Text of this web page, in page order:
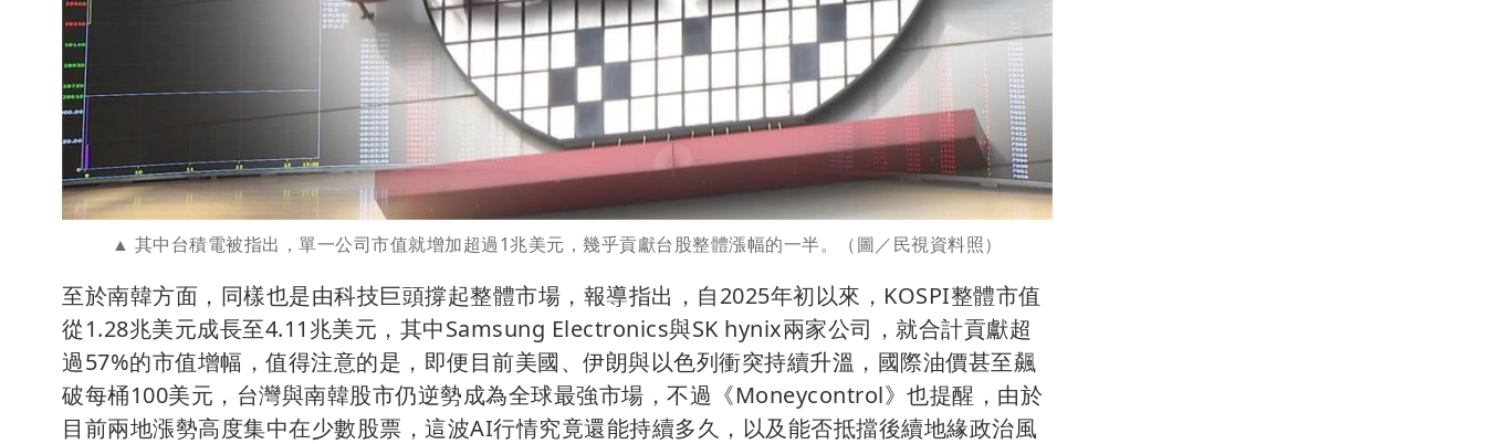
其中台積電被指出，單一公司市值就增加超過1兆美元，幾乎貢獻台股整體漲幅的一半。（圖／民視資料照）
至於南韓方面，同樣也是由科技巨頭撐起整體市場，報導指出，自2025年初以來，KOSPI整體市值
從1.28兆美元成長至4.11兆美元，其中Samsung Electronics與SK hynix兩家公司，就合計貢獻超
過57%的市值增幅，值得注意的是，即便目前美國、伊朗與以色列衝突持續升溫，國際油價甚至飆
破每桶100美元，台灣與南韓股市仍逆勢成為全球最強市場，不過《Moneycontrol》也提醒，由於
目前兩地漲勢高度集中在少數股票，這波AI行情究竟還能持續多久，以及能否抵擋後續地緣政治風